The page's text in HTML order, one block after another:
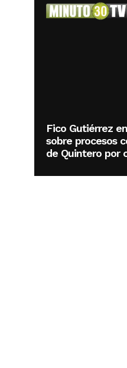
Fico Gutiérrez
sobre procesos
de Quintero por